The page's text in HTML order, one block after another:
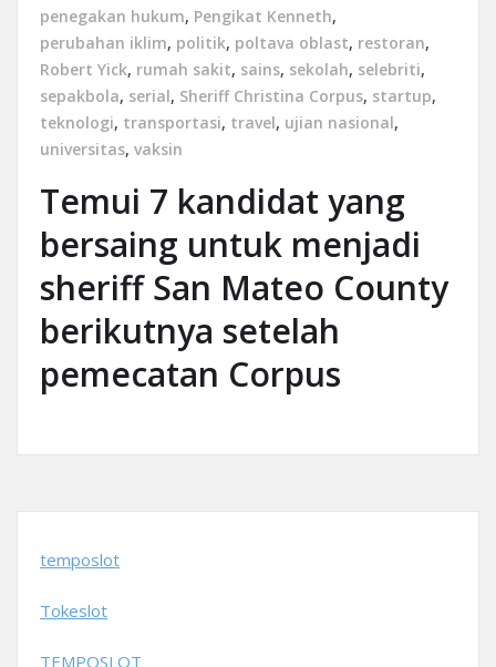
penegakan hukum, Pengikat Kenneth,
perubahan iklim, politik, poltava oblast, restoran,
Robert Yick, rumah sakit, sains, sekolah, selebriti,
sepakbola, serial, Sheriff Christina Corpus, startup,
teknologi, transportasi, travel, ujian nasional,
universitas, vaksin
Temui 7 kandidat yang
bersaing untuk menjadi
sheriff San Mateo County
berikutnya setelah
pemecatan Corpus
temposlot
Tokeslot
TEMPOSLOT